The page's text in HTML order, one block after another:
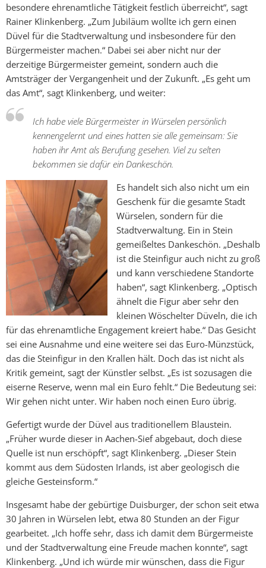
besondere ehrenamtliche Tätigkeit festlich überreicht“, sagt
Rainer Klinkenberg. „Zum Jubiläum wollte ich gern einen
Düvel für die Stadtverwaltung und insbesondere für den
Bürgermeister machen.“ Dabei sei aber nicht nur der
derzeitige Bürgermeister gemeint, sondern auch die
Amtsträger der Vergangenheit und der Zukunft. „Es geht um
das Amt“, sagt Klinkenberg, und weiter:
Ich habe viele Bürgermeister in Würselen persönlich
kennengelernt und eines hatten sie alle gemeinsam: Sie
haben ihr Amt als Berufung gesehen. Viel zu selten
bekommen sie dafür ein Dankeschön.
Es handelt sich also nicht um ein
Geschenk für die gesamte Stadt
Würselen, sondern für die
Stadtverwaltung. Ein in Stein
gemeißeltes Dankeschön. „Deshalb
ist die Steinfigur auch nicht zu groß
und kann verschiedene Standorte
haben“, sagt Klinkenberg. „Optisch
ähnelt die Figur aber sehr den
kleinen Wöschelter Düveln, die ich
für das ehrenamtliche Engagement kreiert habe.“ Das Gesicht
sei eine Ausnahme und eine weitere sei das Euro-Münzstück,
das die Steinfigur in den Krallen hält. Doch das ist nicht als
Kritik gemeint, sagt der Künstler selbst. „Es ist sozusagen die
eiserne Reserve, wenn mal ein Euro fehlt.“ Die Bedeutung sei:
Wir gehen nicht unter. Wir haben noch einen Euro übrig.
Gefertigt wurde der Düvel aus traditionellem Blaustein.
„Früher wurde dieser in Aachen-Sief abgebaut, doch diese
Quelle ist nun erschöpft“, sagt Klinkenberg. „Dieser Stein
kommt aus dem Südosten Irlands, ist aber geologisch die
gleiche Gesteinsform.“
Insgesamt habe der gebürtige Duisburger, der schon seit etwa
30 Jahren in Würselen lebt, etwa 80 Stunden an der Figur
gearbeitet. „Ich hoffe sehr, dass ich damit dem Bürgermeiste
und der Stadtverwaltung eine Freude machen konnte“, sagt
Klinkenberg. „Und ich würde mir wünschen, dass die Figur